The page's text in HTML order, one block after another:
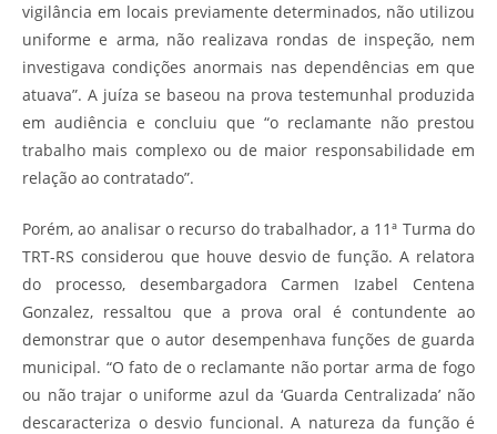
vigilância em locais previamente determinados, não utilizou
uniforme e arma, não realizava rondas de inspeção, nem
investigava condições anormais nas dependências em que
atuava”. A juíza se baseou na prova testemunhal produzida
em audiência e concluiu que “o reclamante não prestou
trabalho mais complexo ou de maior responsabilidade em
relação ao contratado”.
Porém, ao analisar o recurso do trabalhador, a 11ª Turma do
TRT-RS considerou que houve desvio de função. A relatora
do processo, desembargadora Carmen Izabel Centena
Gonzalez, ressaltou que a prova oral é contundente ao
demonstrar que o autor desempenhava funções de guarda
municipal. “O fato de o reclamante não portar arma de fogo
ou não trajar o uniforme azul da ‘Guarda Centralizada’ não
descaracteriza o desvio funcional. A natureza da função é